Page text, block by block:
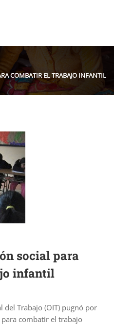
COMBATIR EL TRABAJO INFANTIL
social para
infantil
del Trabajo (OIT) pugnó por
combatir el trabajo